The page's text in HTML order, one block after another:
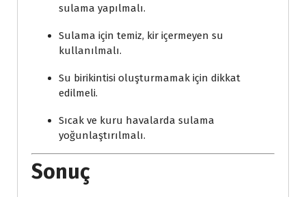
sulama yapılmalı.
Sulama için temiz, kir içermeyen su
kullanılmalı.
Su birikintisi oluşturmamak için dikkat
edilmeli.
Sıcak ve kuru havalarda sulama
yoğunlaştırılmalı.
Sonuç